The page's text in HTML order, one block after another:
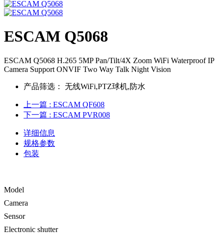
ESCAM Q5068
ESCAM Q5068 H.265 5MP Pan/Tilt/4X Zoom WiFi Waterproof IP
Camera Support ONVIF Two Way Talk Night Vision
产品筛选： 无线WiFi,PTZ球机,防水
上一篇 : ESCAM QF608
下一篇 : ESCAM PVR008
详细信息
规格参数
包装
Model
Camera
Sensor
Electronic shutter